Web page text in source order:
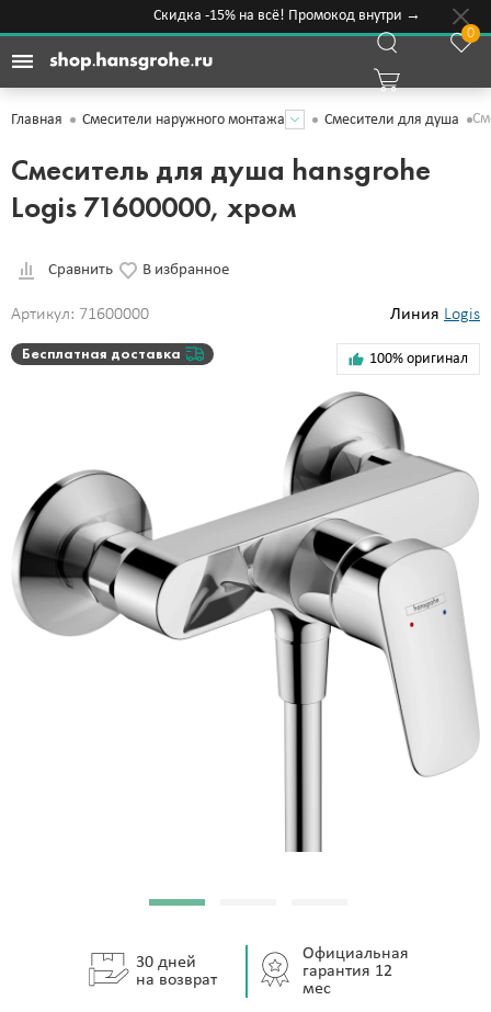
Скидка -15% на всё! Промокод внутри →
0
Главная Смесители наружного монтажа Смесители для душа
Смеситель для душа hansgrohe
Logis 71600000, хром
Сравнить В избранное
Артикул: 71600000 Линия Logis
Бесплатная доставка 100% оригинал
30 дней
на возврат
Официальная
гарантия 12
мес